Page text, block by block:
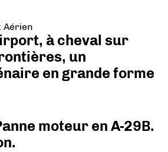
Aérien
à cheval sur
un
en grande forme
moteur en A-29B.